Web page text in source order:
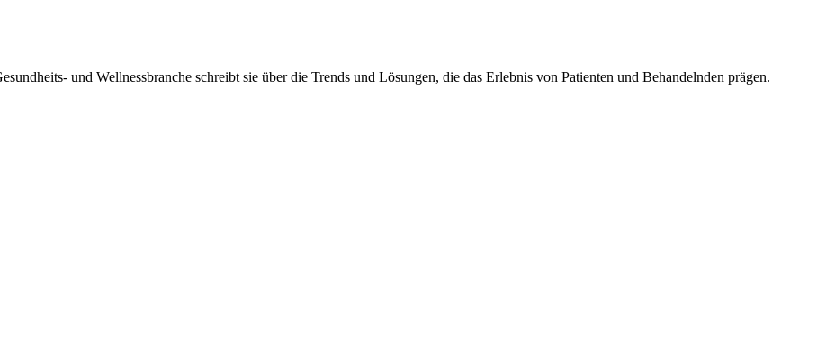
und Wellnessbranche schreibt sie über die Trends und Lösungen, die das Erlebnis von Patienten und Behandelnden prägen.